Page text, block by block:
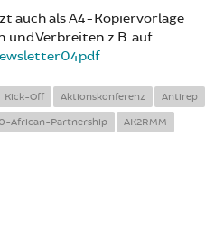
auch als A4-Kopiervorlage
und Verbreiten z.B. auf
Kick-Off Aktionskonferenz Antirep
African-Partnership AK2RMM